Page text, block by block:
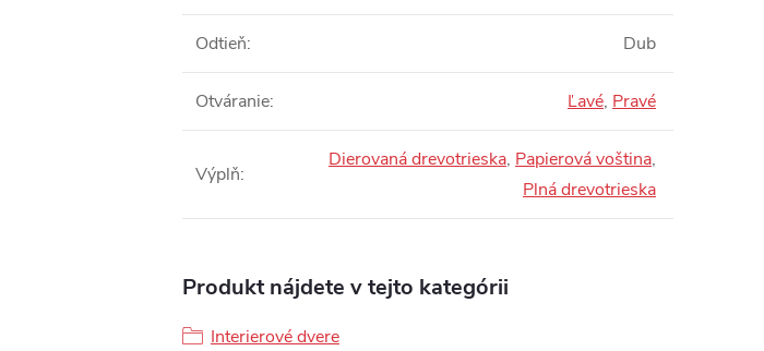
Odtieň: Dub
Otváranie: Ľavé, Pravé
Výplň:
Dierovaná drevotrieska, Papierová voština,
Plná drevotrieska
Produkt nájdete v tejto kategórii
Interierové dvere